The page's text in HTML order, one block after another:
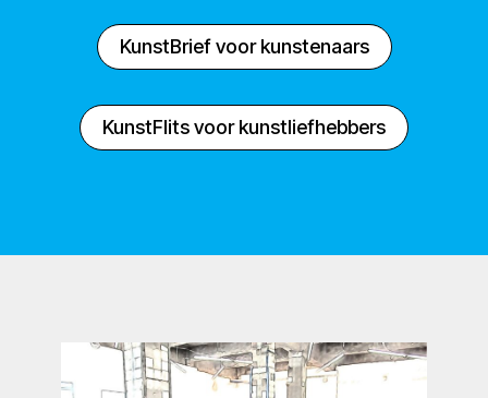
KunstBrief voor kunstenaars
KunstFlits voor kunstliefhebbers